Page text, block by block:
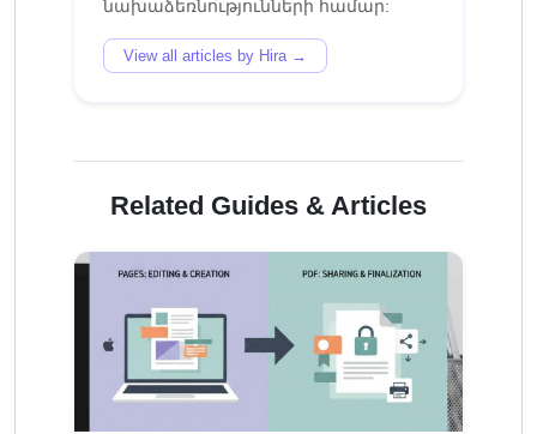
View all articles by Hira →
Related Guides & Articles